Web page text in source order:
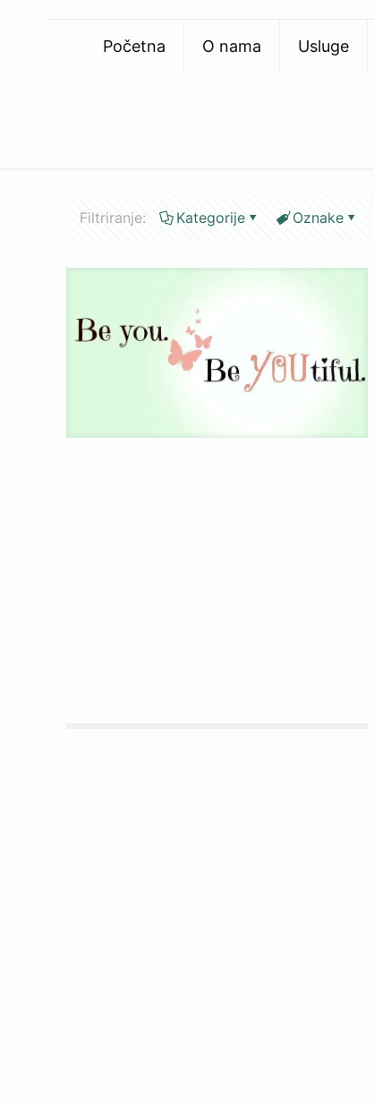
Početna O nama Usluge
Filtriranje: Kategorije Oznake